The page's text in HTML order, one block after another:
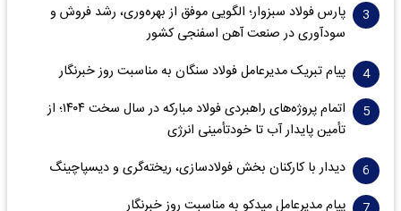
پارس فولاد سبزوار؛ الگویی موفق از بهره‌وری، رشد فروش و
سود‌آوری در صنعت آهن اسفنجی کشور
پیام تبریک مدیرعامل فولاد سنگان به مناسبت روز خبرنگار
اتمام پروژه‌های راهبردی فولاد مبارکه در سال سخت ۱۴۰۴؛ از
تأمین پایدار آب تا خودتأمینی انرژی
دیدار با کارکنان بخش فولادسازی، ریخته‌گری و دیسپاچینگ
پیام مدیرعامل میدکو به مناسبت روز خبرنگار